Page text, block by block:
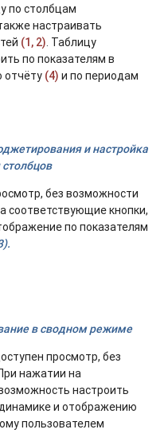
по столбцам
настраивать
(1, 2). Таблицу
по показателям в
отчёту (4) и по периодам
и настройка
без возможности
соответствующие кнопки,
по показателям
в сводном режиме
просмотр, без
нажатии на
настроить
и отображению
пользователем